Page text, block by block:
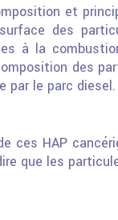
et
des
à la
des
par le parc diesel.
ces HAP
que les